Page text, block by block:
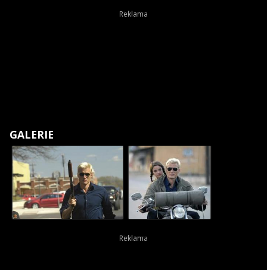
GALERIE